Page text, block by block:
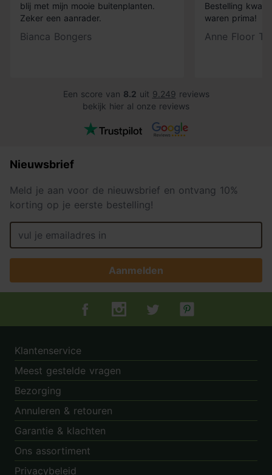
blij met mijn mooie buitenplanten.
Zeker een aanrader.
Bianca Bongers
Bestelling
waren prima!
Anne Floor
Een score van 8.2 uit 9.249 reviews
bekijk hier al onze reviews
Nieuwsbrief
Meld je aan voor de nieuwsbrief en ontvang 10%
korting op je eerste bestelling!
Aanmelden
Tuincentrum.nl op Facebook
Tuincentrum.nl op Instagram
Tuincentrum.nl op Twitter
Tuincentrum.nl op
Klantenservice
Meest gestelde vragen
Bezorging
Annuleren & retouren
Garantie & klachten
Ons assortiment
Privacybeleid